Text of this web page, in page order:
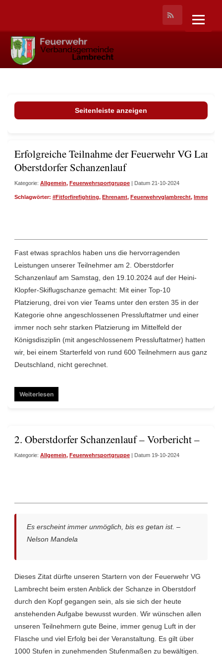
Erfolgreiche Teilnahme der Feuerwehr VG
Oberstdorfer Schanzenlauf
Kategorie: Allgemein, Feuerwehrsportgruppe | Datum 21-10-2024
Schlagwörter: #Fitforfirefighting, Ehrenamt, Feuerwehrvglambrecht, Immerda
Fast etwas sprachlos haben uns die hervorragenden
Leistungen unserer Teilnehmer am 2. Oberstdorfer
Schanzenlauf am Samstag, den 19.10.2024 auf der Heini-
Klopfer-Skiflugschanze gemacht: Mit einer Top-10
Platzierung, drei von vier Teams unter den ersten 35 in der
Kategorie ohne angeschlossenen Pressluftatmer und einer
immer noch sehr starken Platzierung im Mittelfeld der
Königsdisziplin (mit angeschlossenem Pressluftatmer) hatten
wir, bei einem Starterfeld von rund 600 Teilnehmern aus ganz
Deutschland, nicht gerechnet.
Weiterlesen
2. Oberstdorfer Schanzenlauf – Vorbericht –
Kategorie: Allgemein, Feuerwehrsportgruppe | Datum 19-10-2024
Es erscheint immer unmöglich, bis es getan ist. –
Nelson Mandela
Dieses Zitat dürfte unseren Startern von der Feuerwehr VG
Lambrecht beim ersten Anblick der Schanze in Oberstdorf
durch den Kopf gegangen sein, als sie sich der heute
anstehenden Aufgabe bewusst wurden. Wir wünschen allen
unseren Teilnehmern gute Beine, immer genug Luft in der
Flasche und viel Erfolg bei der Veranstaltung. Es gilt über
1000 Stufen in zunehmenden Stufenmaßen zu bewältigen.
Seitenleiste anzeigen